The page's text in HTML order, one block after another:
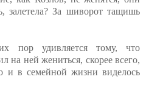
залетела? За шиворот тащишь
пор удивляется тому, что
на ней жениться, скорее всего,
и в семейной жизни виделось